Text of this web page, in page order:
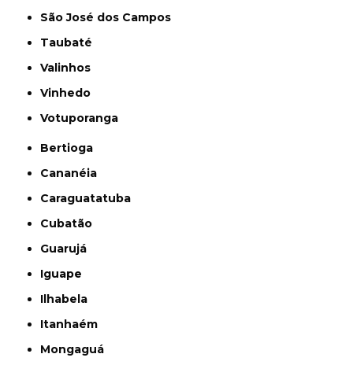
São José dos Campos
Taubaté
Valinhos
Vinhedo
Votuporanga
Bertioga
Cananéia
Caraguatatuba
Cubatão
Guarujá
Iguape
Ilhabela
Itanhaém
Mongaguá